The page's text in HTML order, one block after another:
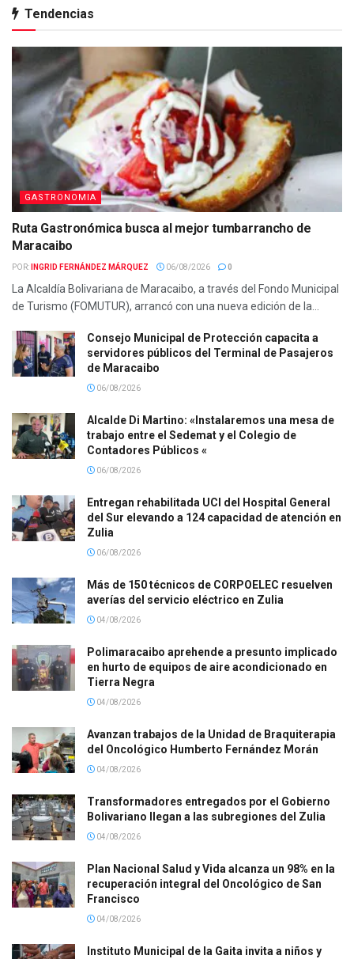
Tendencias
GASTRONOMIA
Ruta Gastronómica busca al mejor tumbarrancho de
Maracaibo
POR: INGRID FERNÁNDEZ MÁRQUEZ 06/08/2026 0
La Alcaldía Bolivariana de Maracaibo, a través del Fondo Municipal
de Turismo (FOMUTUR), arrancó con una nueva edición de la...
Consejo Municipal de Protección capacita a
servidores públicos del Terminal de Pasajeros
de Maracaibo
06/08/2026
Alcalde Di Martino: «Instalaremos una mesa de
trabajo entre el Sedemat y el Colegio de
Contadores Públicos «
06/08/2026
Entregan rehabilitada UCI del Hospital General
del Sur elevando a 124 capacidad de atención en
Zulia
06/08/2026
Más de 150 técnicos de CORPOELEC resuelven
averías del servicio eléctrico en Zulia
04/08/2026
Polimaracaibo aprehende a presunto implicado
en hurto de equipos de aire acondicionado en
Tierra Negra
04/08/2026
Avanzan trabajos de la Unidad de Braquiterapia
del Oncológico Humberto Fernández Morán
04/08/2026
Transformadores entregados por el Gobierno
Bolivariano llegan a las subregiones del Zulia
04/08/2026
Plan Nacional Salud y Vida alcanza un 98% en la
recuperación integral del Oncológico de San
Francisco
04/08/2026
Instituto Municipal de la Gaita invita a niños y